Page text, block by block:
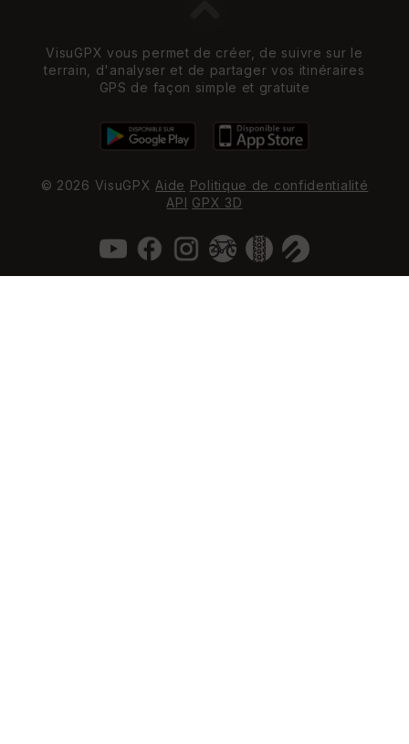
VisuGPX vous permet de créer, de suivre sur le
terrain, d'analyser et de partager vos itinéraires
GPS de façon simple et gratuite
© 2026 VisuGPX Aide Politique de confidentialité
API GPX 3D